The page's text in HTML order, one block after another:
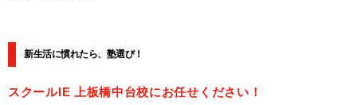
新生活に慣れたら、塾選び！
スクールIE 上板橋中台校にお任せください！